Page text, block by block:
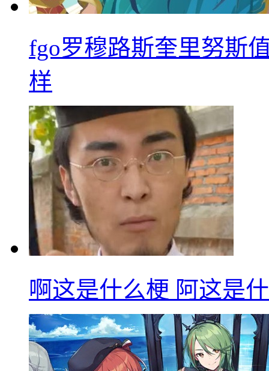
fgo罗穆路斯奎里努斯
样
啊这是什么梗 阿这是